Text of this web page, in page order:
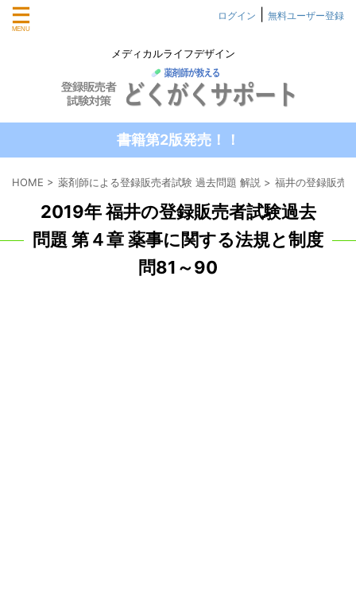
メディカルライフデザイン
ログイン 無料ユーザー登録
書籍第2版発売！！
HOME > 薬剤師による登録販売者試験 過去問題 解説 > 福井の登録販売
2019年 福井の登録販売者試験過去
問題 第４章 薬事に関する法規と制度
問81～90